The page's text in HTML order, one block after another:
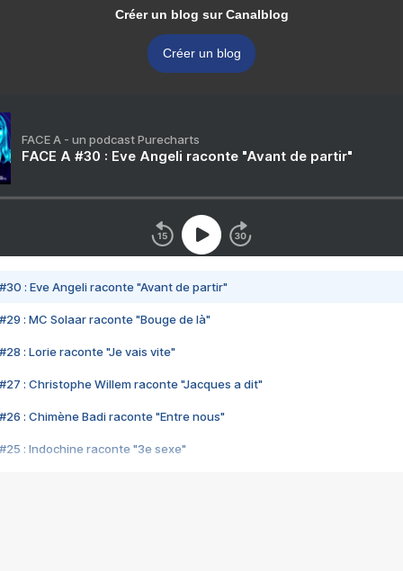
Créer un blog sur Canalblog
Créer un blog
FACE A - un podcast Purecharts
FACE A #30 : Eve Angeli raconte "Avant de partir"
#30 : Eve Angeli raconte "Avant de partir"
#29 : MC Solaar raconte "Bouge de là"
#28 : Lorie raconte "Je vais vite"
#27 : Christophe Willem raconte "Jacques a dit"
#26 : Chimène Badi raconte "Entre nous"
#25 : Indochine raconte "3e sexe"